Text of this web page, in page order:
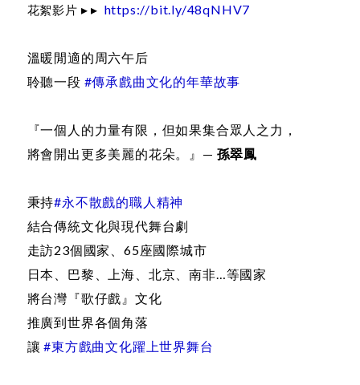
花絮影片 ▸ ▸ https://bit.ly/48qNHV7
溫暖閒適的周六午后
聆聽一段 #傳承戲曲文化的年華故事
『一個人的力量有限，但如果集合眾人之力，
將會開出更多美麗的花朵。』— 孫翠鳳
秉持#永不散戲的職人精神
結合傳統文化與現代舞台劇
走訪23個國家、65座國際城市
日本、巴黎、上海、北京、南非…等國家
將台灣『歌仔戲』文化
推廣到世界各個角落
讓#東方戲曲文化躍上世界舞台